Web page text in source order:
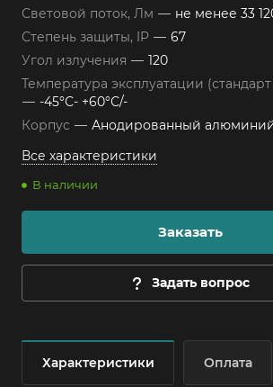
Световой поток, Лм — не менее 33
Степень защиты, IP — 67
Угол излучения — 120
Температура эксплуатации
— -45°С- +60°С/-
Корпус — Анодированный
Все характеристики
В наличии
Заказать
Задать вопрос
Характеристики Оплата